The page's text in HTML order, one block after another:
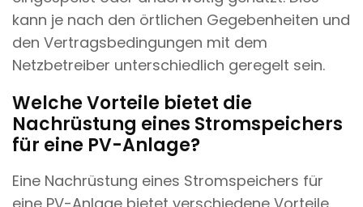
kann je nach den örtlichen Gegebenheiten und
den Vertragsbedingungen mit dem
Netzbetreiber unterschiedlich geregelt sein.
Welche Vorteile bietet die
Nachrüstung eines Stromspeichers
für eine PV-Anlage?
Eine Nachrüstung eines Stromspeichers für